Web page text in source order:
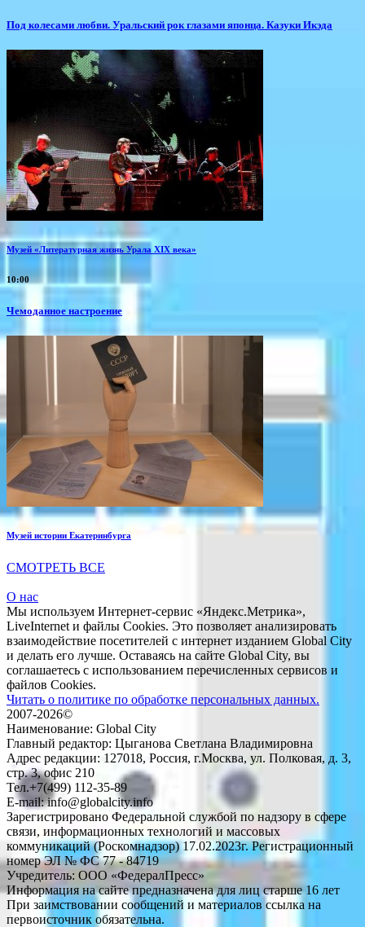
Под колесами любви. Уральский рок глазами японца. Казуки Икэда
Музей «Литературная жизнь Урала XIX века»
10:00
Чемоданное настроение
Музей истории Екатеринбурга
СМОТРЕТЬ ВСЕ
О нас
Мы используем Интернет-сервис «Яндекс.Метрика»,
LiveInternet и файлы Cookies. Это позволяет анализировать
взаимодействие посетителей с интернет изданием Global City
и делать его лучше. Оставаясь на сайте Global City, вы
соглашаетесь с использованием перечисленных сервисов и
файлов Cookies.
Читать о политике по обработке персональных данных.
2007-2026©
Наименование: Global City
Главный редактор: Цыганова Светлана Владимировна
Адрес редакции: 127018, Россия, г.Москва, ул. Полковая, д. 3,
стр. 3, офис 210
Тел.+7(499) 112-35-89
E-mail: info@globalcity.info
Зарегистрировано Федеральной службой по надзору в сфере
связи, информационных технологий и массовых
коммуникаций (Роскомнадзор) 17.02.2023г. Регистрационный
номер ЭЛ № ФС 77 - 84719
Учредитель: ООО «ФедералПресс»
Информация на сайте предназначена для лиц старше 16 лет
При заимствовании сообщений и материалов ссылка на
первоисточник обязательна.